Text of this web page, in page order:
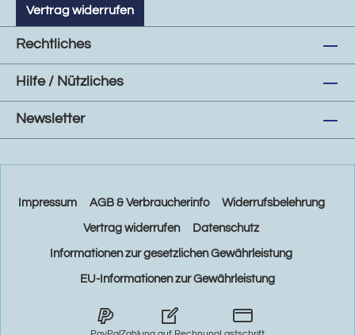
Vertrag widerrufen
Rechtliches
Hilfe / Nützliches
Newsletter
Impressum AGB & Verbraucherinfo Widerrufsbelehrung
Vertrag widerrufen Datenschutz
Informationen zur gesetzlichen Gewährleistung
EU-Informationen zur Gewährleistung